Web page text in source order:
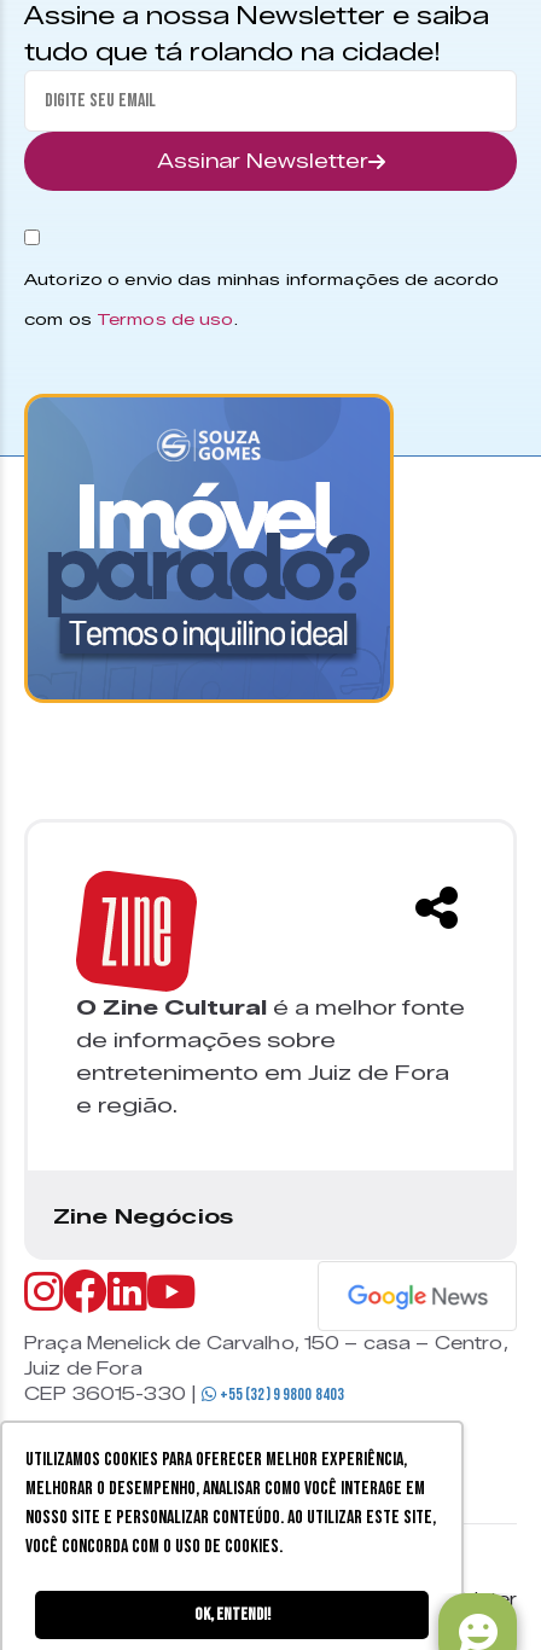
Utilizamos cookies para oferecer melhor experiência,
melhorar o desempenho, analisar como você interage em
nosso site e personalizar conteúdo. Ao utilizar este site,
você concorda com o uso de cookies.
Ok, entendi!
Assine a nossa Newsletter e saiba
tudo que tá rolando na cidade!
Assinar Newsletter
Autorizo o envio das minhas informações de acordo
com os Termos de uso.
O Zine Cultural é a melhor fonte
de informações sobre
entretenimento em Juiz de Fora
e região.
Zine Negócios
Praça Menelick de Carvalho, 150 – casa – Centro,
Juiz de Fora
CEP 36015-330 |
+55 (32) 9 9800 8403
os direitos reservados.
Mobister